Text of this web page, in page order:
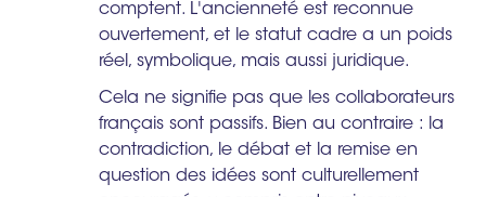
comptent. L'ancienneté est reconnue
ouvertement, et le statut cadre a un poids
réel, symbolique, mais aussi juridique.
Cela ne signifie pas que les collaborateurs
français sont passifs. Bien au contraire : la
contradiction, le débat et la remise en
question des idées sont culturellement